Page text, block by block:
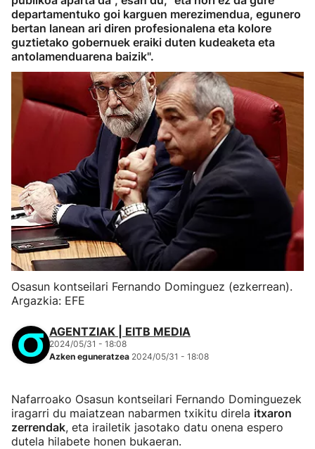
departamentuko goi karguen merezimendua, egunero
bertan lanean ari diren profesionalena eta kolore
guztietako gobernuek eraiki duten kudeaketa eta
antolamenduarena baizik".
Osasun kontseilari Fernando Dominguez (ezkerrean).
Argazkia: EFE
AGENTZIAK | EITB MEDIA
2024/05/31 - 18:08
Azken eguneratzea 2024/05/31 - 18:08
Nafarroako Osasun kontseilari Fernando Dominguezek
iragarri du maiatzean nabarmen txikitu direla itxaron
zerrendak, eta irailetik jasotako datu onena espero
dutela hilabete honen bukaeran.